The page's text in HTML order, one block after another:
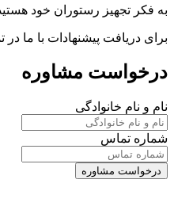
به فکر تجهیز رستوران خود
برای دریافت پیشنهادات با ما در
درخواست مشاوره
نام و نام خانوادگی
شماره تماس